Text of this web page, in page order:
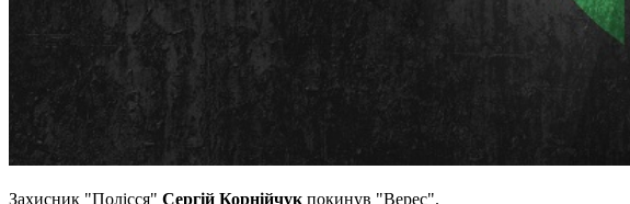
Захисник "Полісся" Сергій Корнійчук покинув "Верес".